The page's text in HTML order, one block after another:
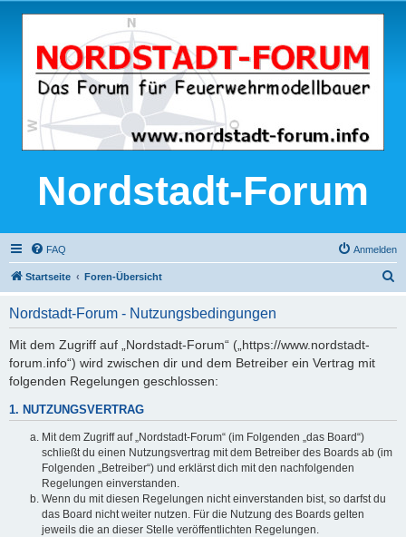
Nordstadt-Forum
FAQ Anmelden
Startseite Foren-Übersicht
Nordstadt-Forum - Nutzungsbedingungen
Mit dem Zugriff auf „Nordstadt-Forum“ („https://www.nordstadt-
forum.info“) wird zwischen dir und dem Betreiber ein Vertrag mit
folgenden Regelungen geschlossen:
1. NUTZUNGSVERTRAG
Mit dem Zugriff auf „Nordstadt-Forum“ (im Folgenden „das Board“)
schließt du einen Nutzungsvertrag mit dem Betreiber des Boards ab (im
Folgenden „Betreiber“) und erklärst dich mit den nachfolgenden
Regelungen einverstanden.
Wenn du mit diesen Regelungen nicht einverstanden bist, so darfst du
das Board nicht weiter nutzen. Für die Nutzung des Boards gelten
jeweils die an dieser Stelle veröffentlichten Regelungen.